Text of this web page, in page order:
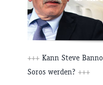
+++ Kann Steve
Soros werden? +++